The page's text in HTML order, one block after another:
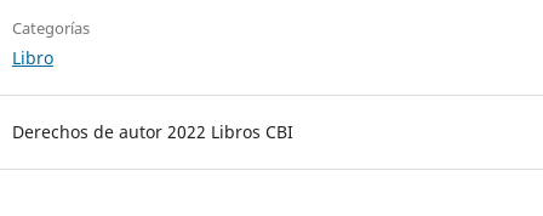
Categorías
Libro
Derechos de autor 2022 Libros CBI